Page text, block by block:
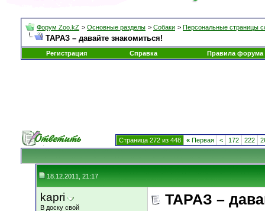
Форум Zoo.kZ > Основные разделы > Собаки > Персональные страницы
ТАРАЗ – давайте знакомиться!
Регистрация Справка Правила форума
Страница 272 из 448 « Первая < 172 222
18.12.2011, 21:17
kapri
В доску свой ТАРАЗ –